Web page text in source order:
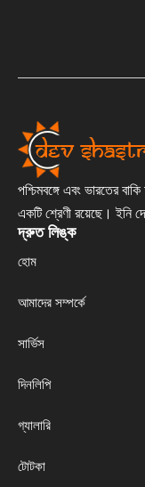
পশ্চিমবঙ্গে এবং ভারতের
একটি শ্রেণী রয়েছে। ইনি
দ্রুত লিঙ্ক
হোম
আমাদের সম্পর্কে
সার্ভিস
দিনলিপি
গ্যালারি
টোটকা